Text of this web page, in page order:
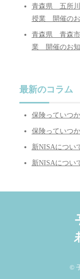
青森県 五所
授業 開催の
青森県 青森
業 開催のお
最新のコラム
保険っていつ
保険っていつ
新NISAについ
新NISAについ
©